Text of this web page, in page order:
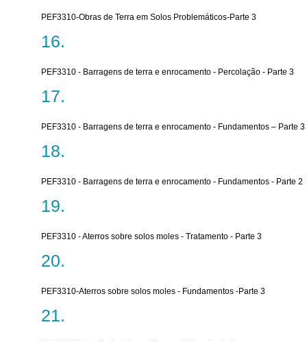
PEF3310-Obras de Terra em Solos Problemáticos-Parte 3
PEF3310 - Barragens de terra e enrocamento - Percolação - Parte 3
PEF3310 - Barragens de terra e enrocamento - Fundamentos – Parte 3
PEF3310 - Barragens de terra e enrocamento - Fundamentos - Parte 2
PEF3310 - Aterros sobre solos moles - Tratamento - Parte 3
PEF3310-Aterros sobre solos moles - Fundamentos -Parte 3